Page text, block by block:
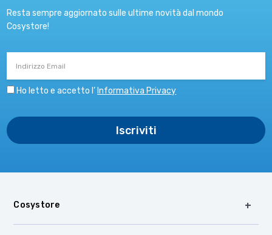
Resta sempre aggiornato sulle ultime novità dal mondo
Cosystore!
Ho letto e accetto l’ Informativa Privacy
Cosystore